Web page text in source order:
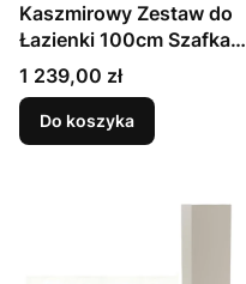
Kaszmirowy Zestaw do
Łazienki 100cm Szafka z
Blatem i Regałami Orio
Cena
1 239,00 zł
Do koszyka